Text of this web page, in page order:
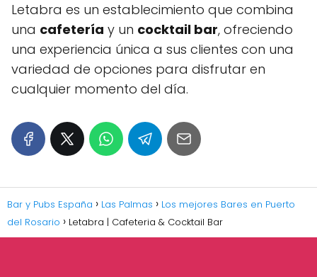
Letabra es un establecimiento que combina
una cafetería y un cocktail bar, ofreciendo
una experiencia única a sus clientes con una
variedad de opciones para disfrutar en
cualquier momento del día.
Bar y Pubs España Las Palmas
Los mejores Bares en Puerto
del Rosario
Letabra | Cafeteria & Cocktail Bar